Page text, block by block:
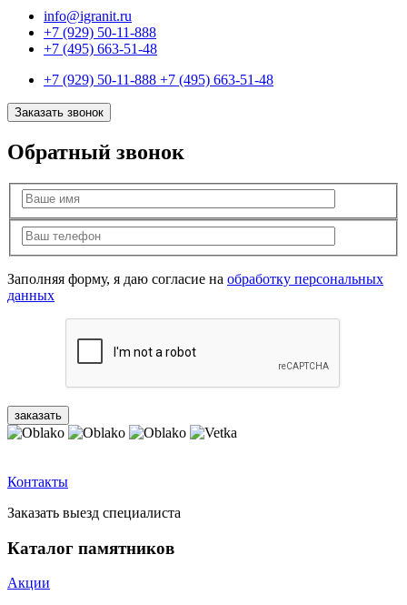
info@igranit.ru
+7 (929) 50-11-888
+7 (495) 663-51-48
+7 (929) 50-11-888 +7 (495) 663-51-48
Заказать звонок
Обратный звонок
Заполняя форму, я даю согласие на обработку персональных
данных
Контакты
Заказать выезд специалиста
Каталог памятников
Акции